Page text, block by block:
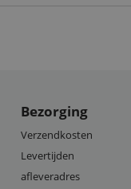
Bezorging
Verzendkosten
Levertijden
afleveradres